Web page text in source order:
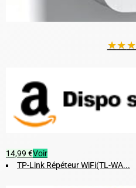
★★★
14,99 €Voir
TP-Link Répéteur WiFi(TL-WA...